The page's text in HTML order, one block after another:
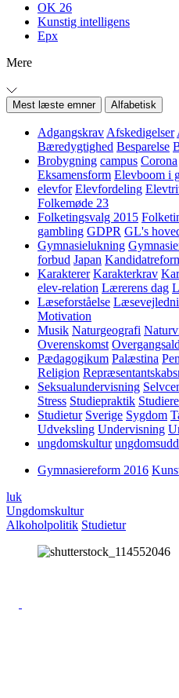
OK 26
Kunstig intelligens
Epx
Mere
Mest læste emner Alfabetisk
Adgangskrav Afskedigelser
Bæredygtighed Besparelse
Brobygning campus Corona
Eksamensform Elevboom i
elevfor Elevfordeling
Folkemøde 23
Folketingsvalg 2015
gambling GDPR GL's
Gymnasielukning
forbud Japan
Karakterer Karakterkrav
elev-relation Lærerens dag
Læseforståelse
Motivation
Musik Naturgeografi
Overenskomst
Pædagogikum Palæstina
Religion
Seksualundervisning
Stress Studiepraktik
Studietur Sverige Sygdom
Udveksling Undervisning
ungdomskultur
Gymnasiereform 2016
luk
Ungdomskultur
Alkoholpolitik Studietur